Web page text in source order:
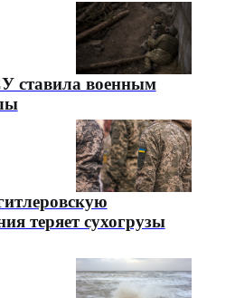
ставила военным
теряет сухогрузы